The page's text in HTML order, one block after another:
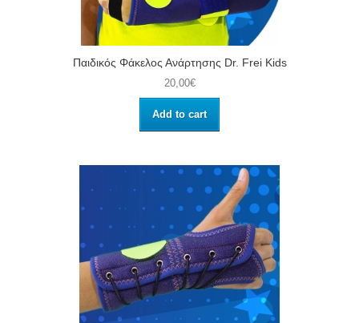
Παιδικός Φάκελος Ανάρτησης Dr. Frei Kids
20,00€
Add to cart